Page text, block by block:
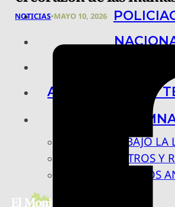
ARTE, CIENCIA Y
BAJO LA
RASTROS Y
VÍNCULOS
NOTICIAS•MAYO 10, 2026